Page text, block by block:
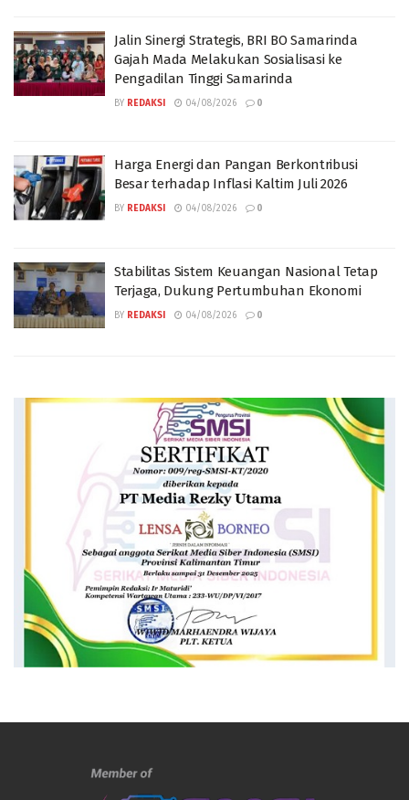
Jalin Sinergi Strategis, BRI BO Samarinda
Gajah Mada Melakukan Sosialisasi ke
Pengadilan Tinggi Samarinda
BY REDAKSI 04/08/2026 0
Harga Energi dan Pangan Berkontribusi
Besar terhadap Inflasi Kaltim Juli 2026
BY REDAKSI 04/08/2026 0
Stabilitas Sistem Keuangan Nasional Tetap
Terjaga, Dukung Pertumbuhan Ekonomi
BY REDAKSI 04/08/2026 0